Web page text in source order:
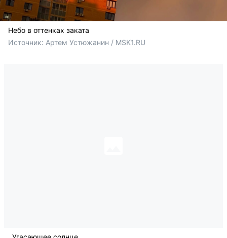
Небо в оттенках заката
Источник: Артем Устюжанин / MSK1.RU